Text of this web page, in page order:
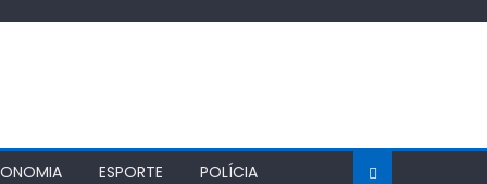
ESPORTE POLÍCIA